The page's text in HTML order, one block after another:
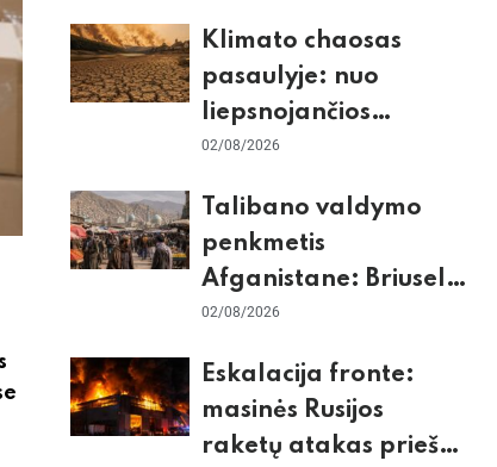
tikrieji taikiniai
Klimato chaosas
pasaulyje: nuo
liepsnojančios
Europos iki
Antarktidos
paradokso
02/08/2026
Talibano valdymo
penkmetis
Afganistane: Briuselio
vizito užkulisiai, gilus
konfliktas su
Pakistanu
02/08/2026
Eskalacija fronte:
masinės Rusijos
raketų atakas prieš